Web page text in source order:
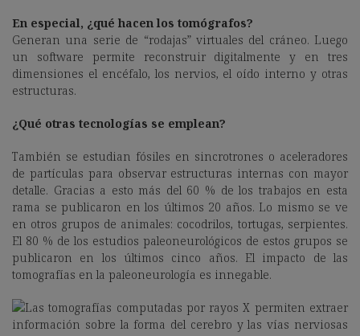
En especial, ¿qué hacen los tomógrafos?
Generan una serie de “rodajas” virtuales del cráneo. Luego
un software permite reconstruir digitalmente y en tres
dimensiones el encéfalo, los nervios, el oído interno y otras
estructuras.
¿Qué otras tecnologías se emplean?
También se estudian fósiles en sincrotrones o aceleradores
de partículas para observar estructuras internas con mayor
detalle. Gracias a esto más del 60 % de los trabajos en esta
rama se publicaron en los últimos 20 años. Lo mismo se ve
en otros grupos de animales: cocodrilos, tortugas, serpientes.
El 80 % de los estudios paleoneurológicos de estos grupos se
publicaron en los últimos cinco años. El impacto de las
tomografías en la paleoneurología es innegable.